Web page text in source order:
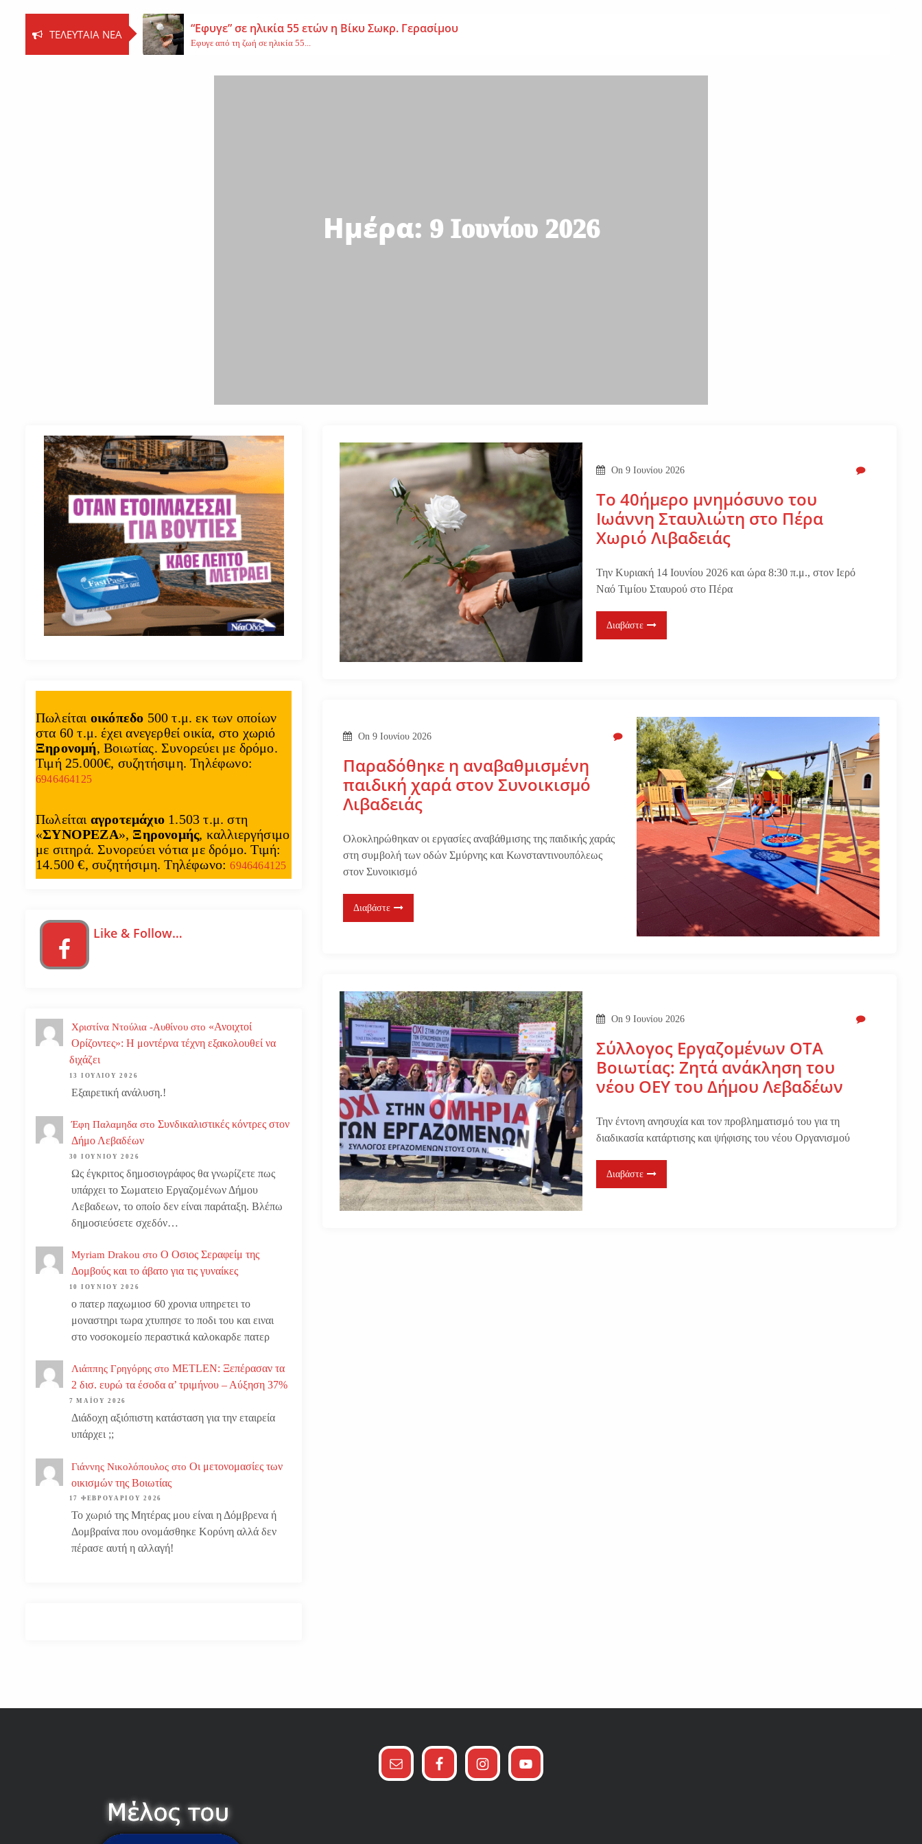
ΤΕΛΕΥΤΑΊΑ ΝΈΑ “Εφυγε” σε ηλικία 55 ετών η Βίκυ Σωκρ. Γερασίμου
Εφυγε από τη ζωή σε ηλικία 55...
Βοιωτία: Νεκρός ο 62χρονος – Επεσε από τη σκαλωσιά
Ημέρα: 9 Ιουνίου 2026
On 9 Ιουνίου 2026
Το 40ήμερο μνημόσυνο του
Ιωάννη Σταυλιώτη στο Πέρα
Χωριό Λιβαδειάς
Την Κυριακή 14 Ιουνίου 2026 και ώρα 8:30 π.μ., στον Ιερό
Ναό Τιμίου Σταυρού στο Πέρα
Διαβάστε
On 9 Ιουνίου 2026
Παραδόθηκε η αναβαθμισμένη
παιδική χαρά στον Συνοικισμό
Λιβαδειάς
Ολοκληρώθηκαν οι εργασίες αναβάθμισης της παιδικής χαράς
στη συμβολή των οδών Σμύρνης και Κωνσταντινουπόλεως
στον Συνοικισμό
Διαβάστε
On 9 Ιουνίου 2026
Σύλλογος Εργαζομένων ΟΤΑ
Βοιωτίας: Ζητά ανάκληση του
νέου ΟΕΥ του Δήμου Λεβαδέων
Την έντονη ανησυχία και τον προβληματισμό του για τη
διαδικασία κατάρτισης και ψήφισης του νέου Οργανισμού
Διαβάστε
Πωλείται οικόπεδο 500 τ.μ. εκ των οποίων
στα 60 τ.μ. έχει ανεγερθεί οικία, στο χωριό
Ξηρονομή, Βοιωτίας. Συνορεύει με δρόμο.
Τιμή 25.000€, συζητήσιμη. Τηλέφωνο:
6946464125
Πωλείται αγροτεμάχιο 1.503 τ.μ. στη
«ΣΥΝΟΡΕΖΑ», Ξηρονομής, καλλιεργήσιμο
με σιτηρά. Συνορεύει νότια με δρόμο. Τιμή:
14.500 €, συζητήσιμη. Τηλέφωνο:6946464125
Like & Follow…
Χριστίνα Ντούλια -Αυθίνου στο «Ανοιχτοί
Ορίζοντες»: Η μοντέρνα τέχνη εξακολουθεί να
διχάζει
13 ΙΟΥΛΊΟΥ 2026
Εξαιρετική ανάλυση.!
Έφη Παλαμηδα στο Συνδικαλιστικές κόντρες στον
Δήμο Λεβαδέων
30 ΙΟΥΝΊΟΥ 2026
Ως έγκριτος δημοσιογράφος θα γνωρίζετε πως
υπάρχει το Σωματειο Εργαζομένων Δήμου
Λεβαδεων, το οποίο δεν είναι παράταξη. Βλέπω
δημοσιεύσετε σχεδόν…
Myriam Drakou στο Ο Οσιος Σεραφείμ της
Δομβούς και το άβατο για τις γυναίκες
10 ΙΟΥΝΊΟΥ 2026
ο πατερ παχωμιοσ 60 χρονια υπηρετει το
μοναστηρι τωρα χτυπησε το ποδι του και ειναι
στο νοσοκομείο περαστικά καλοκαρδε πατερ
Λιάππης Γρηγόρης στο METLEN: Ξεπέρασαν τα
2 δισ. ευρώ τα έσοδα α’ τριμήνου – Αύξηση 37%
7 ΜΑΪ́ΟΥ 2026
Διάδοχη αξιόπιστη κατάσταση για την εταιρεία
υπάρχει ;;
Γιάννης Νικολόπουλος στο Οι μετονομασίες των
οικισμών της Βοιωτίας
17 ΦΕΒΡΟΥΑΡΊΟΥ 2026
Το χωριό της Μητέρας μου είναι η Δόμβρενα ή
Δομβραίνα που ονομάσθηκε Κορύνη αλλά δεν
πέρασε αυτή η αλλαγή!